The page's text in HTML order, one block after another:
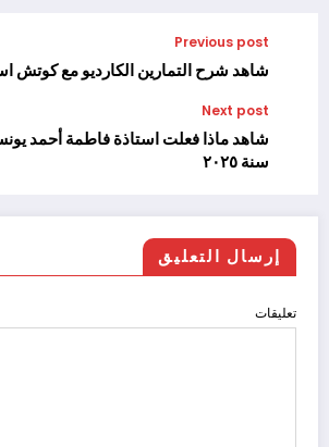
Previous post
شاهد شرح التمارين الكارديو مع كوتش اسماء امام
Next post
شاهد ماذا فعلت استاذة
سنة ٢٠٢٥
إرسال التعليق
تعليقات